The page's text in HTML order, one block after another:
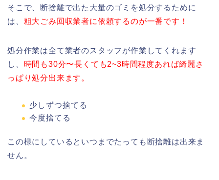
そこで、断捨離で出た大量のゴミを処分するために
は、 粗大ごみ回収業者に依頼するのが一番です！
処分作業は全て業者のスタッフが作業してくれます
し、 時間も30分〜長くても2~3時間程度あれば綺麗さ
っぱり処分出来ます。
少しずつ捨てる
今度捨てる
この様にしているといつまでたっても断捨離は出来ま
せん。